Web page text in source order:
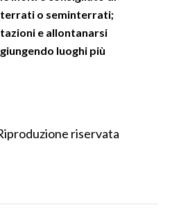
o seminterrati;
e allontanarsi
luoghi più
riservata